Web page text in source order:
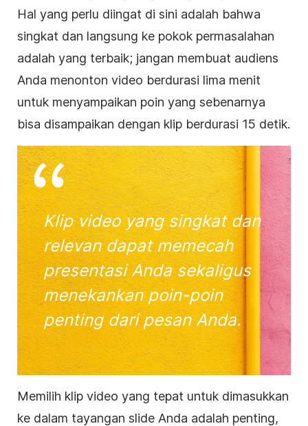
Hal yang perlu diingat di sini adalah bahwa
singkat dan langsung ke pokok permasalahan
adalah yang terbaik; jangan membuat audiens
Anda menonton video berdurasi lima menit
untuk menyampaikan poin yang sebenarnya
bisa disampaikan dengan klip berdurasi 15 detik.
Klipvideoyang singkat dan
relevan dapat memecah
presentasiAnda sekaligus
menekankan poin-poin
penting dari pesan Anda.
Memilih klip video yang tepat untuk dimasukkan
ke dalam tayangan slide Anda adalah penting,